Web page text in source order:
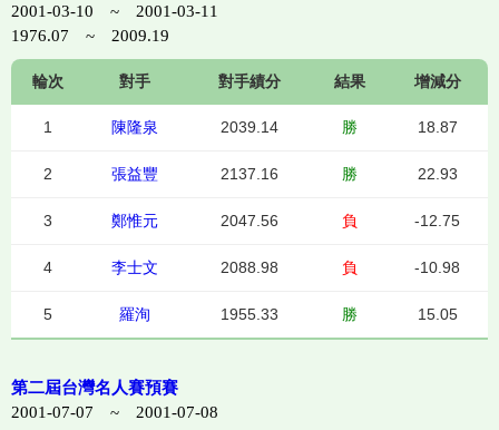
2001-03-10 ~ 2001-03-11
1976.07 ~ 2009.19
輪次 對手 對手績分 結果 增減分
1 陳隆泉 2039.14 勝 18.87
2 張益豐 2137.16 勝 22.93
3 鄭惟元 2047.56 負 -12.75
4 李士文 2088.98 負 -10.98
5 羅洵 1955.33 勝 15.05
第二屆台灣名人賽預賽
2001-07-07 ~ 2001-07-08